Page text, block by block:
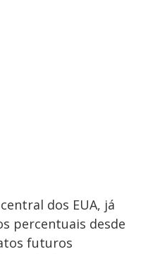
dos EUA, já
percentuais desde
futuros